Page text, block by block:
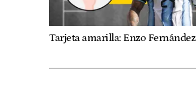
Tarjeta amarilla: Enzo Fernández